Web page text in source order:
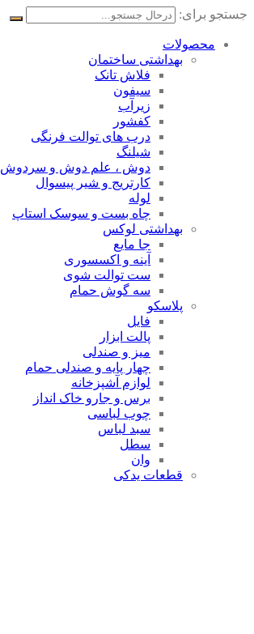
جستجو برای:
محصولات
بهداشتی ساختمان
فلاش تانک
سیفون
زیرآب
کفشور
درب های توالت فرنگی
شیلنگ
دوش ، علم دوش و سردوش
کارتریج و شیر پیسوال
لوله
چاه بست و سوسک استاپ
بهداشتی لوکس
جا مایع
آینه و اکسسوری
ست توالت شوی
سه گوش حمام
پلاسکو
فایل
پالت ابزار
میز و صندلی
چهار پایه و صندلی حمام
لوازم آشپزخانه
برس و جارو خاک انداز
چوب لباسی
سبد لباس
سطل
وان
قطعات یدکی